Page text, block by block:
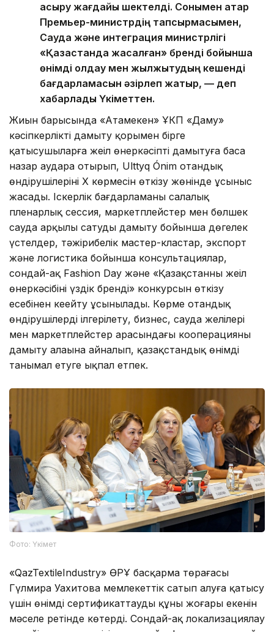
асыру жағдайы шектелді. Сонымен қатар
Премьер-министрдің тапсырмасымен,
Сауда және интеграция министрлігі
«Қазақстанда жасалған» бренді бойынша
өнімді қолдау мен жылжытудың кешенді
бағдарламасын әзірлеп жатыр, — деп
хабарлады Үкіметтен.
Жиын барысында «Атамекен» ҰКП «Даму»
кәсіпкерлікті дамыту қорымен бірге
қатысушыларға жеңіл өнеркәсіпті дамытуға баса
назар аудара отырып, Ulttyq Ónim отандық
өндірушілерінің X көрмесін өткізу жөнінде ұсыныс
жасады. Іскерлік бағдарламаны салалық
пленарлық сессия, маркетплейстер мен бөлшек
сауда арқылы сатуды дамыту бойынша дөңгелек
үстелдер, тәжірибелік мастер-кластар, экспорт
және логистика бойынша консультациялар,
сондай-ақ Fashion Day және «Қазақстанның жеңіл
өнеркәсібінің үздік бренді» конкурсын өткізу
есебінен кеңейту ұсынылады. Көрме отандық
өндірушілерді ілгерілету, бизнес, сауда желілері
мен маркетплейстер арасындағы кооперацияны
дамыту алаңына айналып, қазақстандық өнімді
танымал етуге ықпал етпек.
Фото: Үкімет
«QazTextileIndustry» ӨРҰ басқарма төрағасы
Гүлмира Уахитова мемлекеттік сатып алуға қатысу
үшін өнімді сертификаттаудың құны жоғары екенін
мәселе ретінде көтерді. Сондай-ақ локализациялау